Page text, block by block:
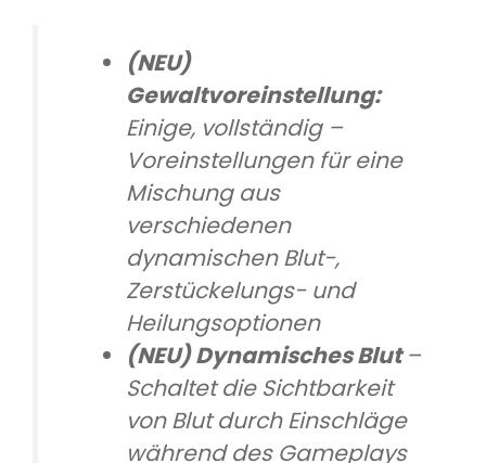
(NEU)
Gewaltvoreinstellung:
Einige, vollständig –
Voreinstellungen für eine
Mischung aus
verschiedenen
dynamischen Blut-,
Zerstückelungs- und
Heilungsoptionen
(NEU) Dynamisches Blut–
Schaltet die Sichtbarkeit
von Blut durch Einschläge
während des Gameplays